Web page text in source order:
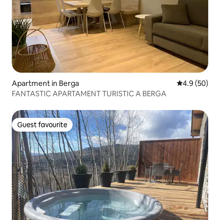
Apartment in Berga 4.9 out of 5
4.9 (50)
FANTASTIC APARTAMENT TURISTIC A BERGA
Guest favourite
Guest favourite